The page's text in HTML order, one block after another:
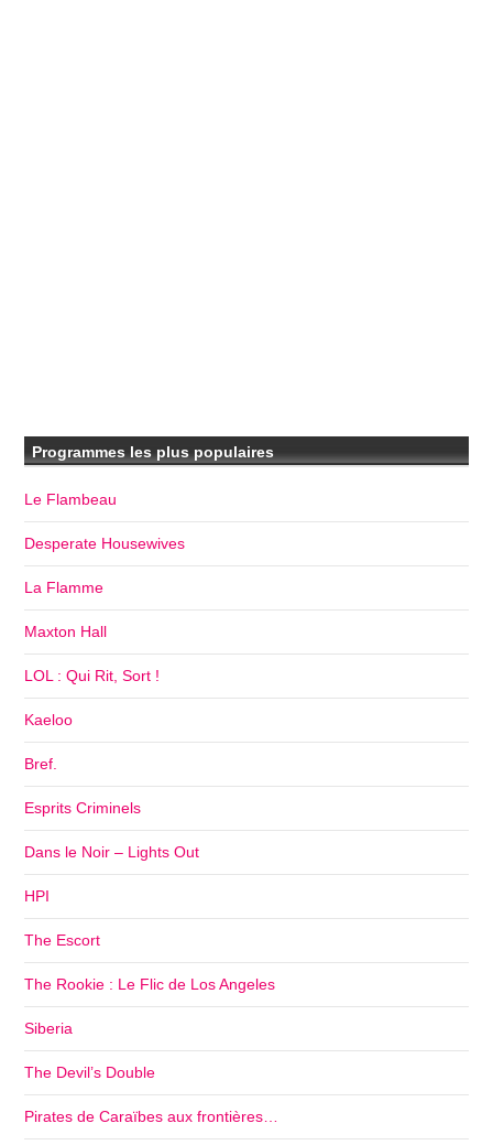
Programmes les plus populaires
Le Flambeau
Desperate Housewives
La Flamme
Maxton Hall
LOL : Qui Rit, Sort !
Kaeloo
Bref.
Esprits Criminels
Dans le Noir – Lights Out
HPI
The Escort
The Rookie : Le Flic de Los Angeles
Siberia
The Devil’s Double
Pirates de Caraïbes aux frontières…